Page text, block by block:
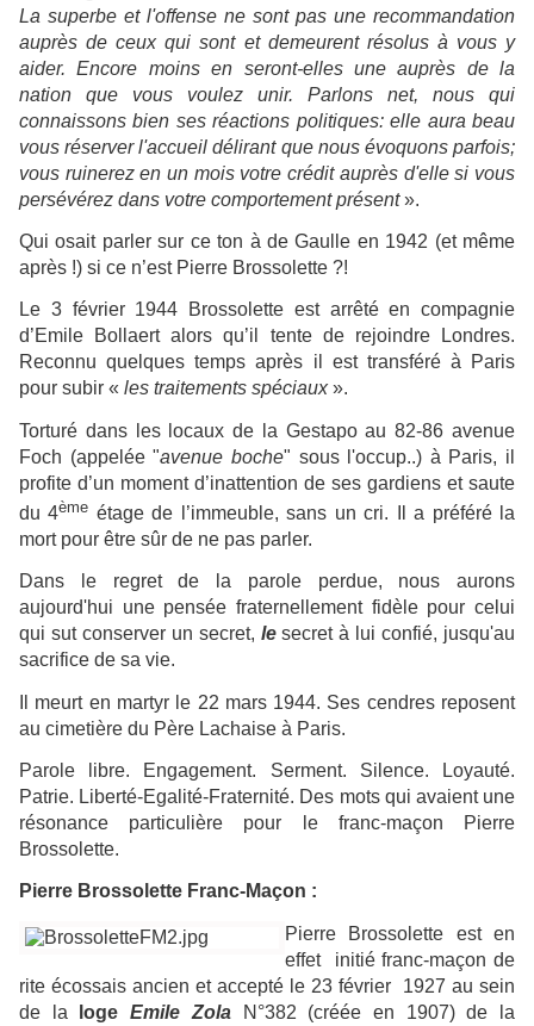
La superbe et l'offense ne sont pas une recommandation
auprès de ceux qui sont et demeurent résolus à vous y
aider. Encore moins en seront-elles une auprès de la
nation que vous voulez unir. Parlons net, nous qui
connaissons bien ses réactions politiques: elle aura beau
vous réserver l'accueil délirant que nous évoquons parfois;
vous ruinerez en un mois votre crédit auprès d'elle si vous
persévérez dans votre comportement présent».
Qui osait parler sur ce ton à de Gaulle en 1942 (et même
après !) si ce n’est Pierre Brossolette ?!
Le 3 février 1944 Brossolette est arrêté en compagnie
d’Emile Bollaert alors qu’il tente de rejoindre Londres.
Reconnu quelques temps après il est transféré à Paris
pour subir « les traitements spéciaux».
Torturé dans les locaux de la Gestapo au 82-86 avenue
Foch (appelée "avenue boche" sous l'occup..) à Paris, il
profite d’un moment d’inattention de ses gardiens et saute
du 4ème étage de l’immeuble, sans un cri. Il a préféré la
mort pour être sûr de ne pas parler.
Dans le regret de la parole perdue, nous aurons
aujourd'hui une pensée fraternellement fidèle pour celui
qui sut conserver un secret, lesecret à lui confié, jusqu'au
sacrifice de sa vie.
Il meurt en martyr le 22 mars 1944. Ses cendres reposent
au cimetière du Père Lachaise à Paris.
Parole libre. Engagement. Serment. Silence. Loyauté.
Patrie. Liberté-Egalité-Fraternité. Des mots qui avaient une
résonance particulière pour le franc-maçon Pierre
Brossolette.
Pierre Brossolette Franc-Maçon :
Pierre Brossolette est en
effet initié franc-maçon de
rite écossais ancien et accepté le 23 février 1927 au sein
de la logeEmile ZolaN°382 (créée en 1907) de la